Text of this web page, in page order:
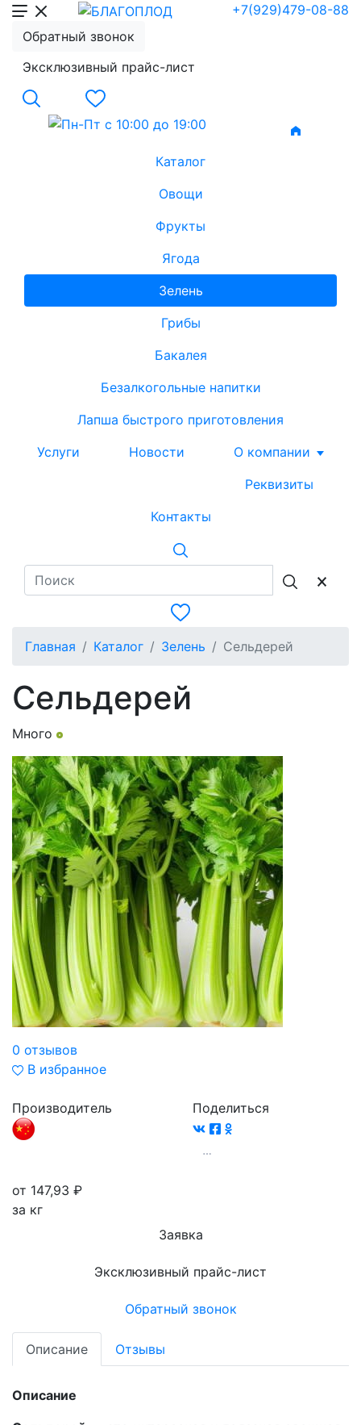
+7(929)479-08-88
Обратный звонок
Эксклюзивный прайс-лист
Каталог
Овощи
Фрукты
Ягода
Зелень
Грибы
Бакалея
Безалкогольные напитки
Лапша быстрого приготовления
Услуги
Новости
О компании
Реквизиты
Контакты
Главная Каталог Зелень Сельдерей
Сельдерей
Много
0 отзывов
В избранное
Производитель Поделиться
от 147,93 ₽
за кг
Заявка
Эксклюзивный прайс-лист
Обратный звонок
Описание Отзывы
Описание